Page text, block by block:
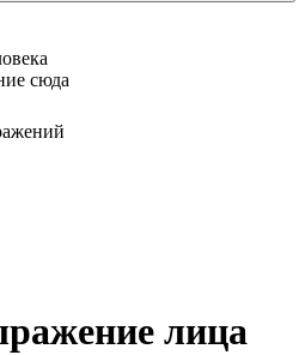
сюда
лица